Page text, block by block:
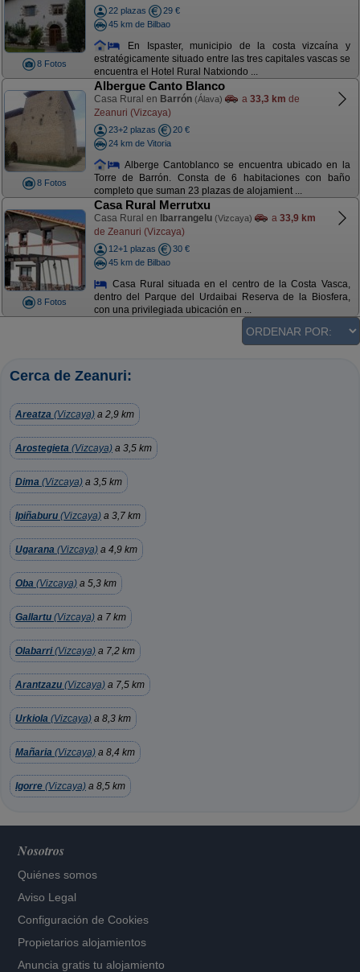
8 Fotos
22 plazas
29 €
45 km de Bilbao
En Ispaster, municipio de la costa vizcaína y
estratégicamente situado entre las tres capitales vascas se
encuentra el Hotel Rural Natxiondo ...
8 Fotos
Albergue Canto Blanco
Casa Rural en Barrón (Álava) a 33,3 km de
Zeanuri (Vizcaya)
23+2 plazas
20 €
24 km de Vitoria
Alberge Cantoblanco se encuentra ubicado en la
Torre de Barrón. Consta de 6 habitaciones con baño
completo que suman 23 plazas de alojamient ...
8 Fotos
Casa Rural Merrutxu
Casa Rural en Ibarrangelu (Vizcaya) a 33,9 km
de Zeanuri (Vizcaya)
12+1 plazas
30 €
45 km de Bilbao
Casa Rural situada en el centro de la Costa Vasca,
dentro del Parque del Urdaibai Reserva de la Biosfera,
con una privilegiada ubicación en ...
Cerca de Zeanuri:
Areatza (Vizcaya) a 2,9 km
Arostegieta (Vizcaya) a 3,5 km
Dima (Vizcaya) a 3,5 km
Ipiñaburu (Vizcaya) a 3,7 km
Ugarana (Vizcaya) a 4,9 km
Oba (Vizcaya) a 5,3 km
Gallartu (Vizcaya) a 7 km
Olabarri(Vizcaya) a 7,2 km
Arantzazu (Vizcaya) a 7,5 km
Urkiola (Vizcaya) a 8,3 km
Mañaria (Vizcaya) a 8,4 km
Igorre (Vizcaya) a 8,5 km
Nosotros
Quiénes somos
Aviso Legal
Configuración de Cookies
Propietarios alojamientos
Anuncia gratis tu alojamiento